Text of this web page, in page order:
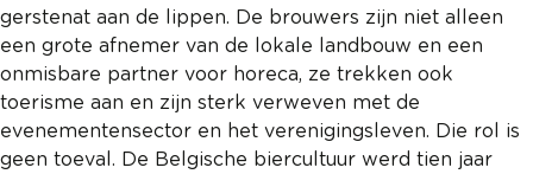
Topmenu INLOGGEN
AGENDA
CONTACT
gerstenat aan de lippen. De brouwers zijn niet alleen
een grote afnemer van de lokale landbouw en een
onmisbare partner voor horeca, ze trekken ook
toerisme aan en zijn sterk verweven met de
evenementensector en het verenigingsleven. Die rol is
geen toeval. De Belgische biercultuur werd tien jaar